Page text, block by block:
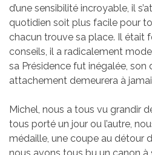
d’une sensibilité incroyable, il
quotidien soit plus facile pour
chacun trouve sa place. Il était
conseils, il a radicalement
sa Présidence fut inégalée,
attachement demeurera à
Michel, nous a tous vu grandir
tous porté un jour ou l’autre,
médaille, une coupe au détour
nous avons tous bu un canon